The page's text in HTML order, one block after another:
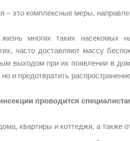
– это комплексные меры,
жизнь многих таких насекомых
часто доставляют массу
выходом при их появлении в
и предотвратить
проводится
квартиры и коттеджи, а также